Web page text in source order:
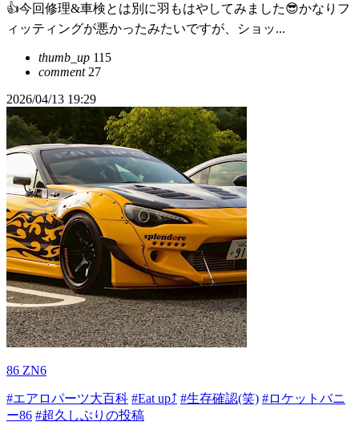
👍今回修理&車検とは別に羽もはやしてみました😎かなりフ
ィッティングが悪かったみたいですが、ショッ...
thumb_up 115
comment27
2026/04/13 19:29
86 ZN6
#エアロパーツ大百科 #Eat up⤴ #生存確認(笑) #ロケットバニ
ー86 #超久しぶりの投稿